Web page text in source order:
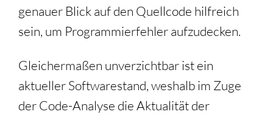
genauer Blick auf den Quellcode hilfreich
sein, um Programmierfehler aufzudecken.
Gleichermaßen unverzichtbar ist ein
aktueller Softwarestand, weshalb im Zuge
der Code-Analyse die Aktualität der